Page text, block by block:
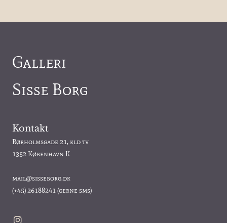
Galleri
Sisse Borg
Kontakt
Rørholmsgade 21, kld tv
1352 København K
mail@sisseborg.dk
(+45)26188241(gerne sms)